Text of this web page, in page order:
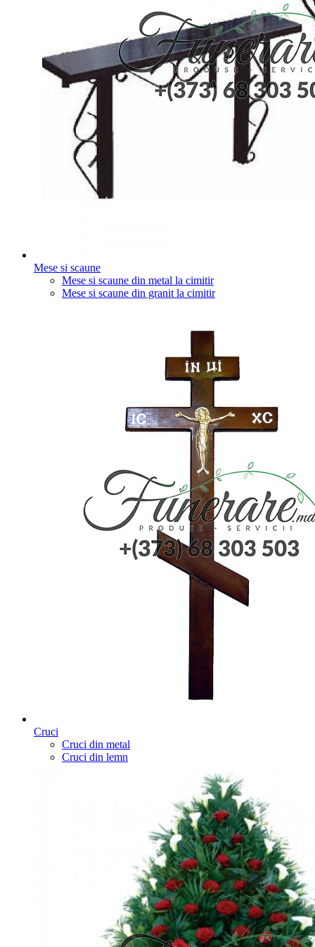
Mese si scaune
Mese si scaune din metal la cimitir
Mese si scaune din granit la cimitir
Cruci
Cruci din metal
Cruci din lemn